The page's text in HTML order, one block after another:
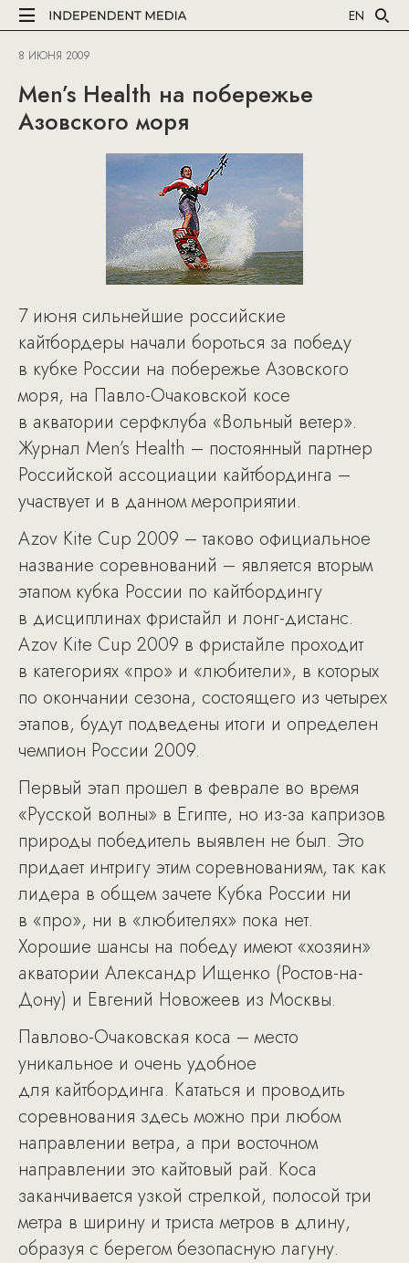
EN
8 ИЮНЯ 2009
Men’s Health на побережье
Азовского моря
7 июня сильнейшие российские
кайтбордеры начали бороться за победу
в кубке России на побережье Азовского
моря, на Павло-Очаковской косе
в акватории серфклуба «Вольный ветер».
Журнал Men’s Health – постоянный партнер
Российской ассоциации кайтбординга –
участвует и в данном мероприятии.
Azov Kite Cup 2009 – таково официальное
название соревнований – является вторым
этапом кубка России по кайтбордингу
в дисциплинах фристайл и лонг-дистанс.
Azov Kite Cup 2009 в фристайле проходит
в категориях «про» и «любители», в которых
по окончании сезона, состоящего из четырех
этапов, будут подведены итоги и определен
чемпион России 2009.
Первый этап прошел в феврале во время
«Русской волны» в Египте, но из-за капризов
природы победитель выявлен не был. Это
придает интригу этим соревнованиям, так как
лидера в общем зачете Кубка России ни
в «про», ни в «любителях» пока нет.
Хорошие шансы на победу имеют «хозяин»
акватории Александр Ищенко (Ростов-на-
Дону) и Евгений Новожеев из Москвы.
Павлово-Очаковская коса – место
уникальное и очень удобное
для кайтбординга. Кататься и проводить
соревнования здесь можно при любом
направлении ветра, а при восточном
направлении это кайтовый рай. Коса
заканчивается узкой стрелкой, полосой три
метра в ширину и триста метров в длину,
образуя с берегом безопасную лагуну.